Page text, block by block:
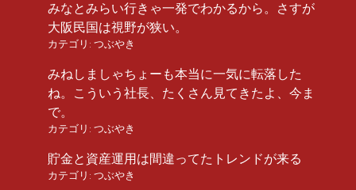
みなとみらい行きゃ一発でわかるから。さすが
大阪民国は視野が狭い。
カテゴリ: つぶやき
みねしましゃちょーも本当に一気に転落した
ね。こういう社長、たくさん見てきたよ、今ま
で。
カテゴリ: つぶやき
貯金と資産運用は間違ってたトレンドが来る
カテゴリ: つぶやき